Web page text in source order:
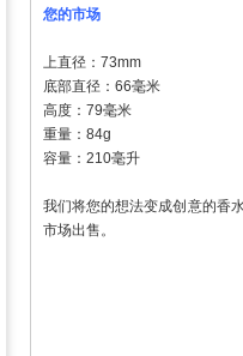
您的市场
上直径：73mm
底部直径：66毫米
高度：79毫米
重量：84g
容量：210毫升
我们将您的想法变成创意的香
市场出售。